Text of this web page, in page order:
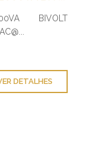
BIVOLT
DETALHES